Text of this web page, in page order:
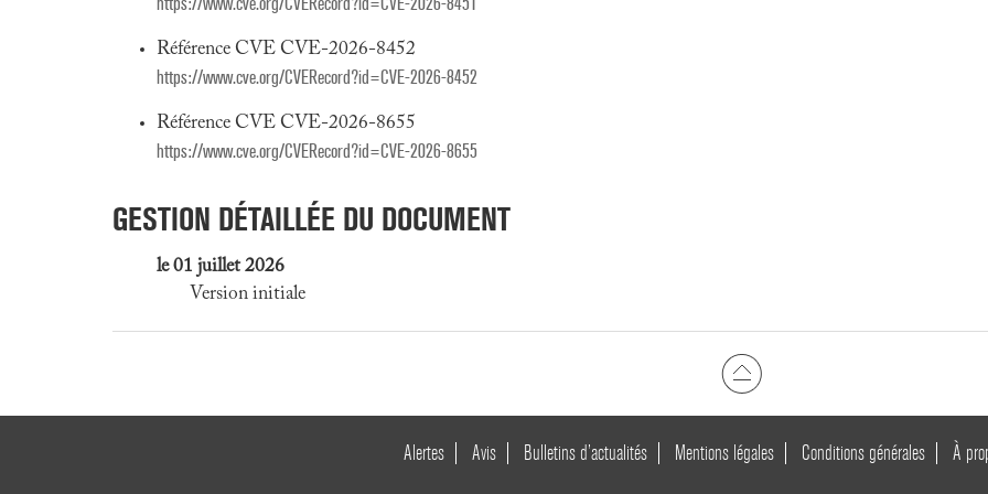
Référence CVE CVE-2026-8452
https://www.cve.org/CVERecord?id=CVE-2026-8452
Référence CVE CVE-2026-8655
https://www.cve.org/CVERecord?id=CVE-2026-8655
GESTION DÉTAILLÉE DU DOCUMENT
le 01 juillet 2026
Version initiale
Alertes Avis Bulletins d’actualités Mentions légales Conditions générales À